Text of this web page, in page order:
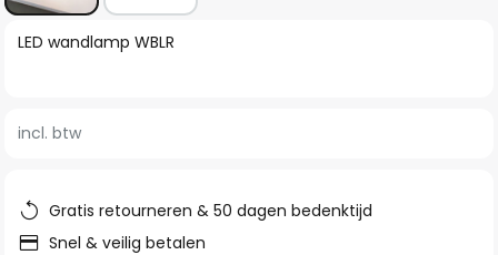
Ga
van
afbeeldingen-
gallerij
LED wandlamp WBLR
incl. btw
Gratis retourneren & 50 dagen bedenktijd
Snel & veilig betalen